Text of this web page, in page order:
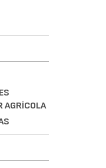
AGRÍCOLA